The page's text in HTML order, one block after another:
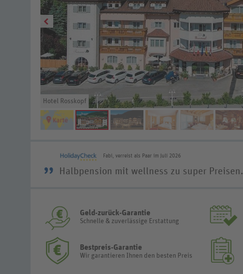
Hotel Rosskopf
Fabi, verreist als Paar im Juli 2026
” Halbpension mit wellness zu super Preisen.
Geld-zurück-Garantie
Schnelle & zuverlässige Erstattung
Bestpreis-Garantie
Wir garantieren Ihnen den besten Preis